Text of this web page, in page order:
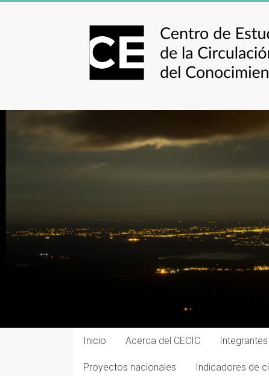
Inicio Acerca del CECIC Integrantes
Proyectos nacionales Indicadores de